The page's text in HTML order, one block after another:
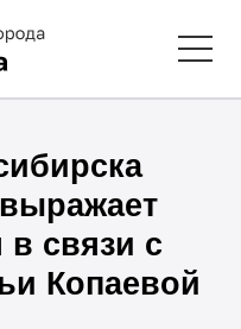
в связи с
Копаевой